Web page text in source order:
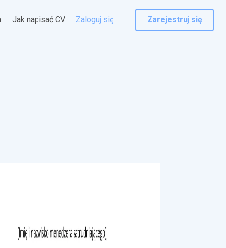
Jak napisać CV Zaloguj się Zarejestruj się